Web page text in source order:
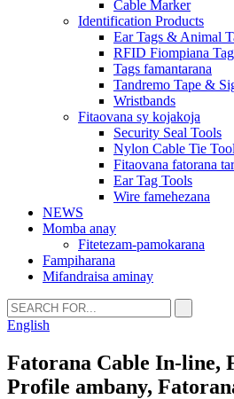
Cable Marker
Identification Products
Ear Tags & Animal
RFID Fiompiana
Tags famantarana
Tandremo Tape &
Wristbands
Fitaovana sy kojakoja
Security Seal Tools
Nylon Cable Tie
Fitaovana fatorana
Ear Tag Tools
Wire famehezana
NEWS
Momba anay
Fitetezam-pamokarana
Fampiharana
Mifandraisa aminay
English
Fatorana Cable In-line,
Profile ambany,